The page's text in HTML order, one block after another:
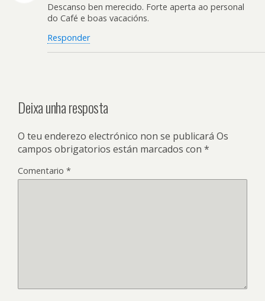
Descanso ben merecido. Forte aperta ao personal
do Café e boas vacacións.
Responder
Deixa unha resposta
O teu enderezo electrónico non se publicará Os
campos obrigatorios están marcados con *
Comentario *